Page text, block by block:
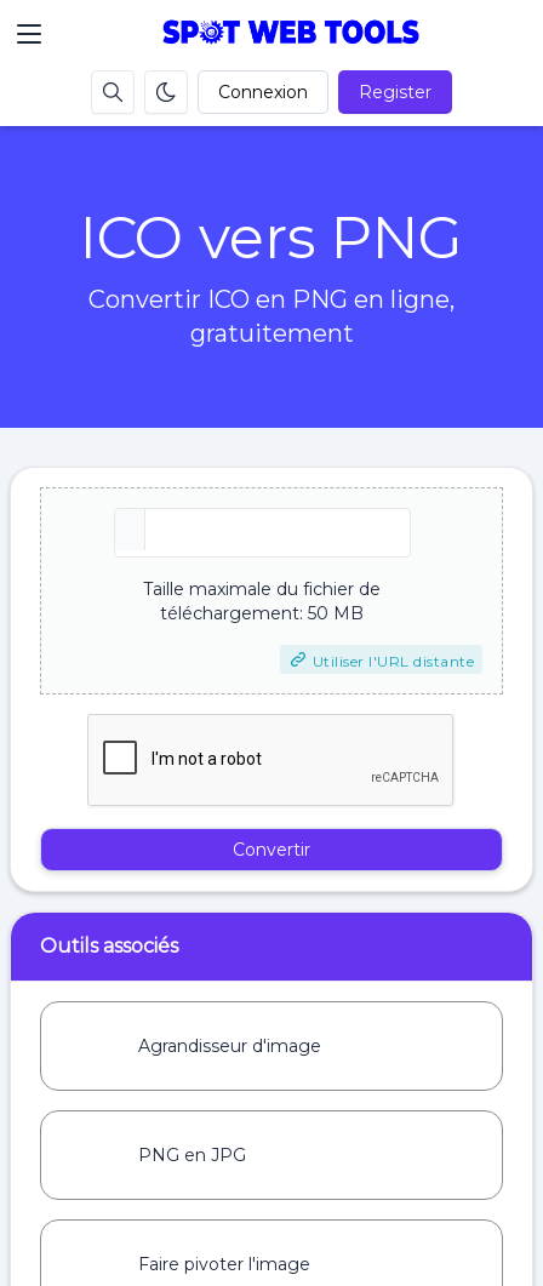
Connexion Register
ICO vers PNG
Convertir ICO en PNG en ligne,
gratuitement
Taille maximale du fichier de
téléchargement: 50 MB
Utiliser l'URL distante
Convertir
Outils associés
Agrandisseur d'image
PNG en JPG
Faire pivoter l'image